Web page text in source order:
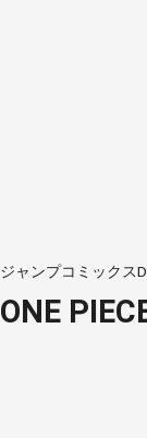
ジャンプコミックス
ONE